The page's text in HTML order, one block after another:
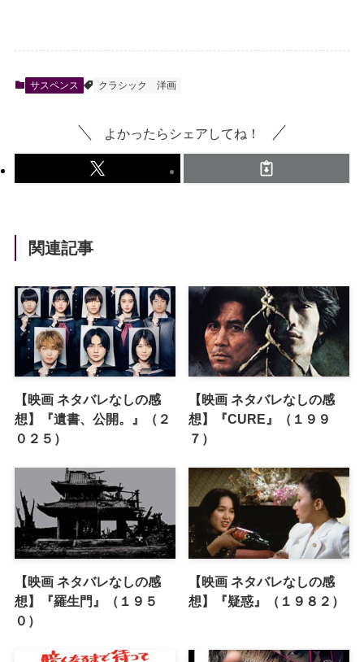
サスペンス クラシック 洋画
よかったらシェアしてね！
関連記事
【映画 ネタバレなしの感
想】『遺書、公開。』（２
０２５）
【映画 ネタバレなしの感
想】『CURE』（１９９
７）
【映画 ネタバレなしの感
想】『羅生門』（１９５
０）
【映画 ネタバレなしの感
想】『疑惑』（１９８２）